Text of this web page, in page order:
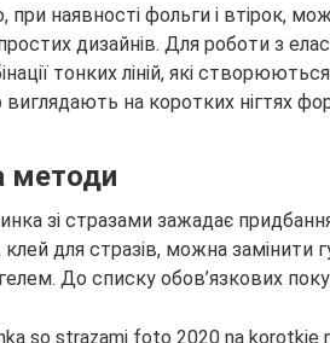
при наявності фольги і втірок,
дизайнів. Для роботи з
тонких ліній, які
на коротких нігтях
методи
зі стразами зажадає придбання
клей для стразів, можна
До списку обов’язкових